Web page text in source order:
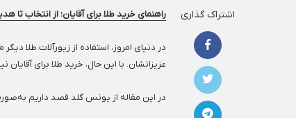
راهنمای خرید طلا برای آقایان؛ از انتخاب تا
در دنیای امروز، استفاده از زیورآلات طلا
عزیزانشان. با این حال، خرید طلا برای
در این مقاله از یونس گلد قصد داریم به‌صورت
اشتراک گذاری